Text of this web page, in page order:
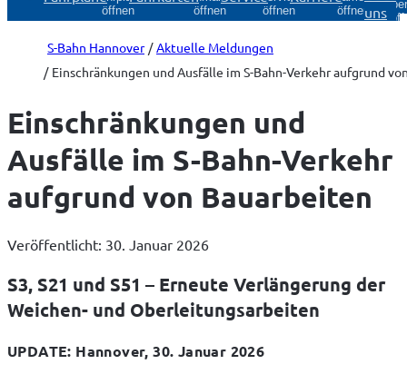
öffnen
öffnen
öffnen
öffnenuns
S-Bahn Hannover
Aktuelle Meldungen
Einschränkungen und Ausfälle im S-Bahn-Verkehr aufgrund
Einschränkungen und
Ausfälle im S-Bahn-Verkehr
aufgrund von Bauarbeiten
Veröffentlicht: 30. Januar 2026
S3, S21 und S51 – Erneute Verlängerung der
Weichen- und Oberleitungsarbeiten
UPDATE: Hannover, 30. Januar 2026